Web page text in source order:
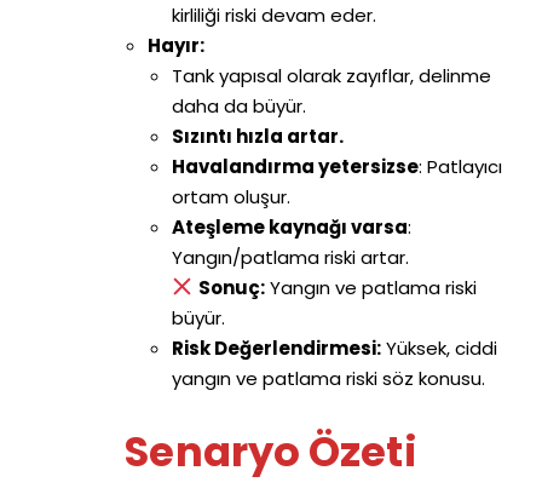
kirliliği riski devam eder.
Hayır:
Tank yapısal olarak zayıflar, delinme
daha da büyür.
Sızıntı hızla artar.
Havalandırma yetersizse: Patlayıcı
ortam oluşur.
Ateşleme kaynağı varsa:
Yangın/patlama riski artar.
Sonuç:Yangın ve patlama riski
büyür.
Risk Değerlendirmesi:Yüksek, ciddi
yangın ve patlama riski söz konusu.
Senaryo Özeti